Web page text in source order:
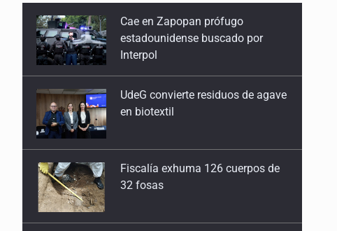
Gobiernos y sistemas de justicia a prueba
5 de Mayo de 2026
La gestión de la administración o la gestión del
partido
Entre reacomodos electorales y la administración
pública
21 de Abril de 2026
UdeG convierte residuos de agave
en biotextil
Fiscalía exhuma 126 cuerpos de
32 fosas
Se recuperan ya de ciclosporiasis